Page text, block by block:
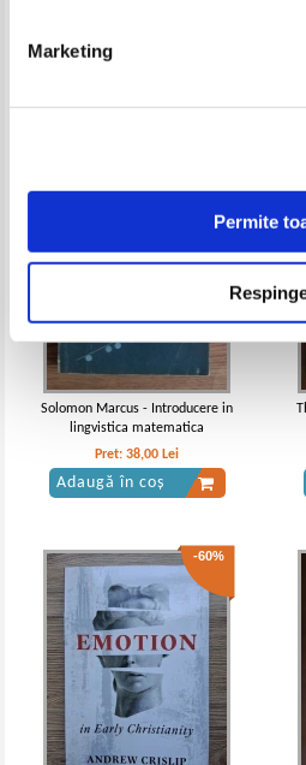
Marketing
Permite
Pret:
Solomon Marcus - Introducere in
lingvistica matematica
Pret:38,00 Lei
Adaugă în coș
-60%